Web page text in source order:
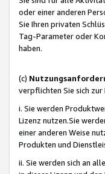
oder einer anderen
Sie Ihren privaten
Tag-Parameter oder
haben.
(c)
verpflichten Sie sich
i. Sie werden
Lizenz nutzen.Sie
einer anderen Weise
Produkten und
ii. Sie werden sich an